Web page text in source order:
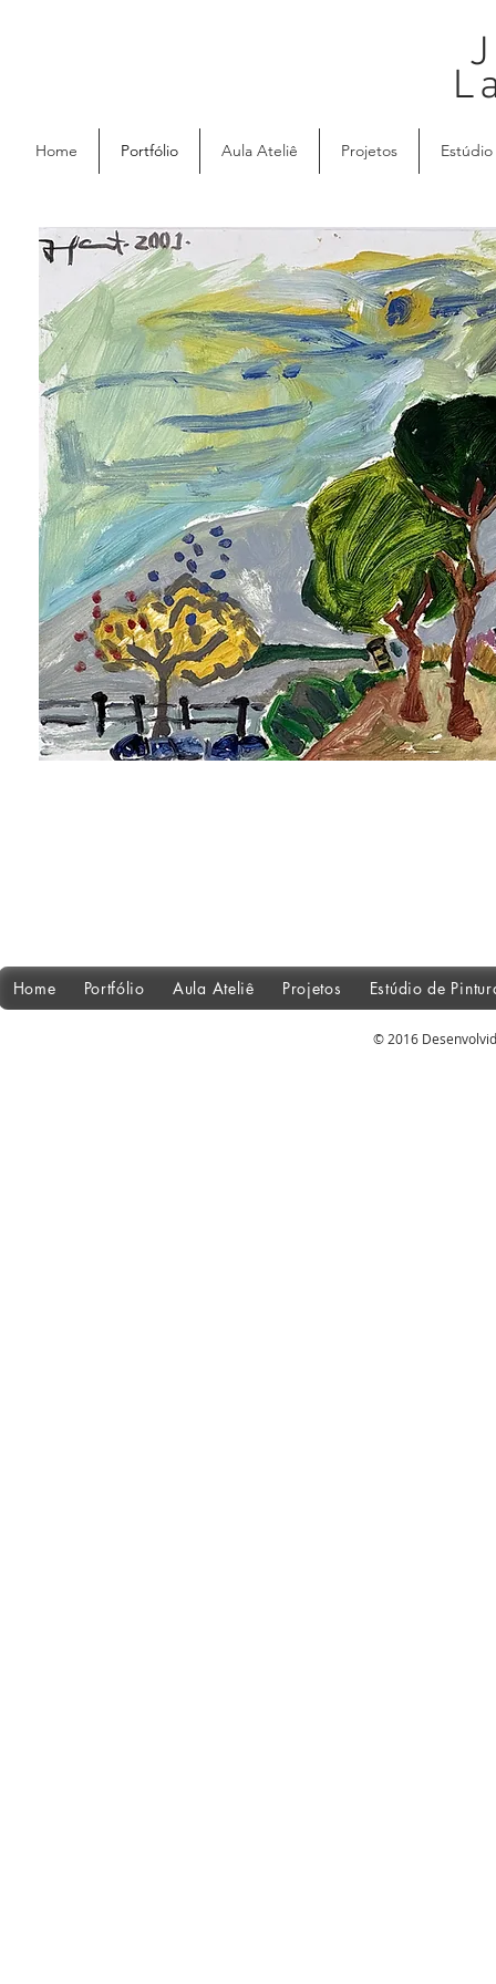
Home Portfólio Aula Ateliê Projetos
Home Portfólio Aula Ateliê Projetos Estúdio de
© 2016